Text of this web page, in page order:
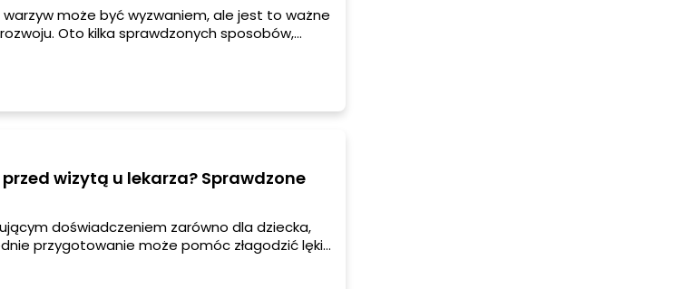
może być wyzwaniem, ale jest to ważne
Oto kilka sprawdzonych sposobów,
wizytą u lekarza? Sprawdzone
doświadczeniem zarówno dla dziecka,
przygotowanie może pomóc złagodzić lęki i